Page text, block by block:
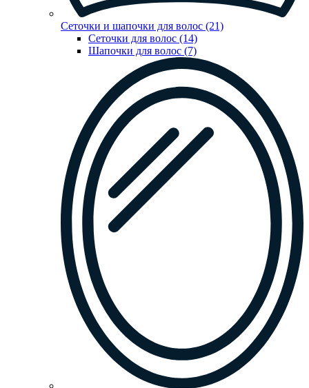
Сеточки и шапочки для волос (21)
Сеточки для волос (14)
Шапочки для волос (7)